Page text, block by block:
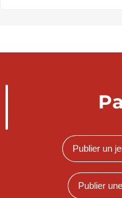
Publier un
Publier